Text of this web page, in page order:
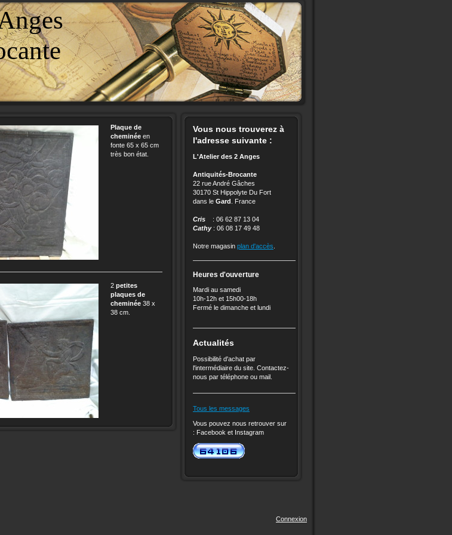
Plaque de
cheminée en
fonte 65 x 65 cm
très bon état.
2 petites
plaques de
cheminée 38 x
38 cm.
Vous nous trouverez à
l'adresse suivante :
L'Atelier des 2 Anges
Antiquités-Brocante
22 rue André Gâches
30170 St Hippolyte Du Fort
dans le Gard . France
Cris : 06 62 87 13 04
Cathy: 06 08 17 49 48
Notre magasin plan d'accès
Heures d'ouverture
Mardi au samedi
10h-12h et 15h00-18h
Fermé le dimanche et lundi
Actualités
Possibilité d'achat par
l'intermédiaire du site. Contactez-
nous par téléphone ou mail.
Tous les messages
Vous pouvez nous retrouver sur
: Facebook et Instagram
Connexion